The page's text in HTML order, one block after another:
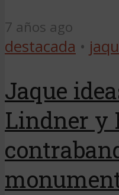
7 años ago
destacada •
Jaque
Lindner y